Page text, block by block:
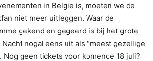
in Belgie is, moeten we de
niet meer uitleggen. Waar de
gekend en gegeerd is bij het grote
nogal eens uit als “meest gezellige
Nog geen tickets voor komende 18 juli?